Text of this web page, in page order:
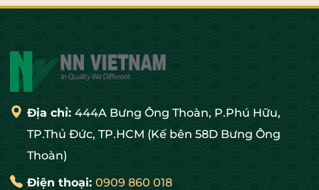
Địa chỉ: 444A Bưng Ông Thoàn, P.Phú Hữu,
TP.Thủ Đức, TP.HCM (Kế bên 58D Bưng Ông
Thoàn)
Điện thoại: 0909 860 018